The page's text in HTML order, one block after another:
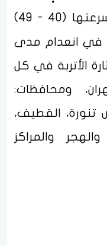
تصل سرعتها (40 - 49)
في انعدام مدى
(3-5) كم، وإثارة الأتربة في كل
ومحافظات:
تنورة، القطيف،
والمراكز